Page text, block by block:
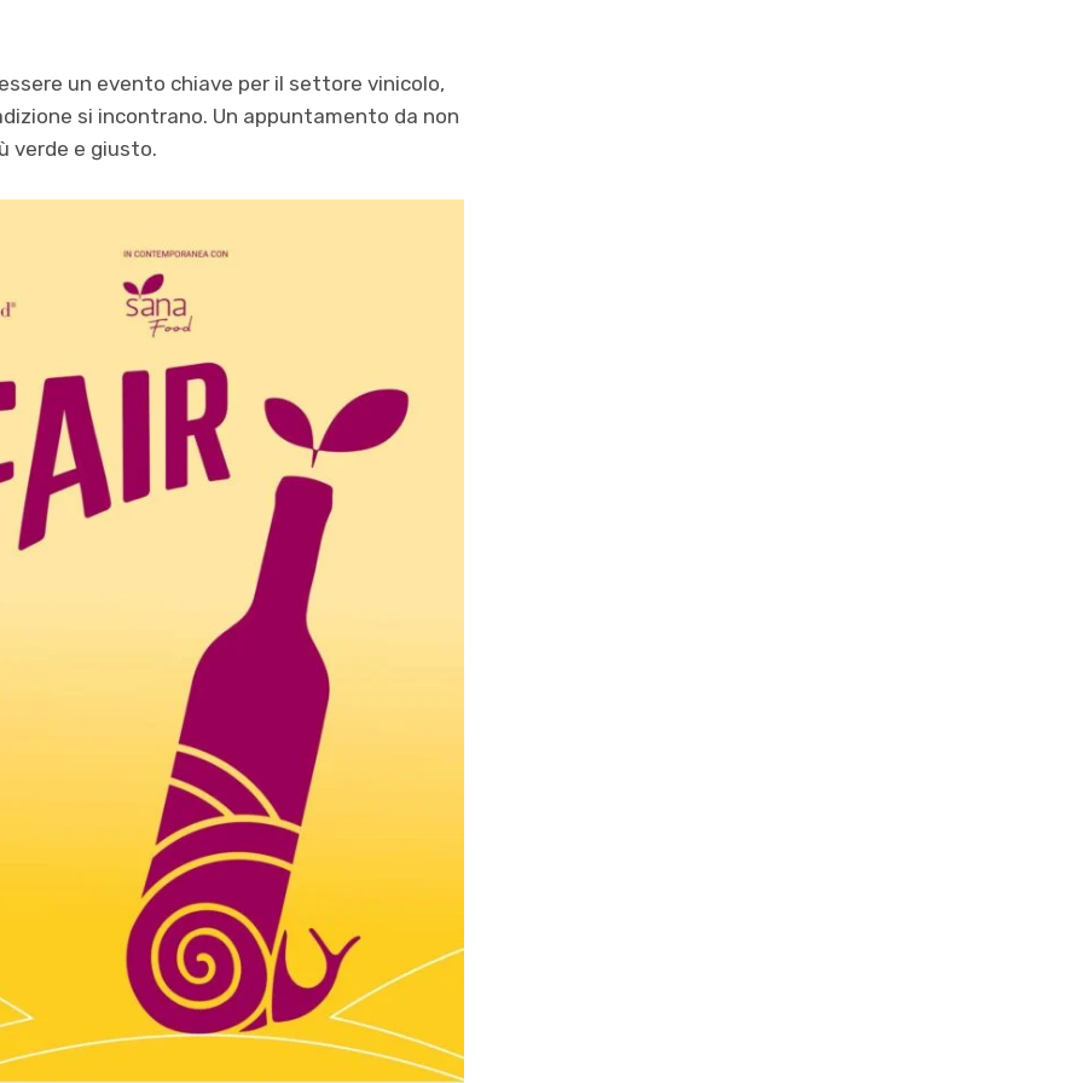
un evento chiave per il settore vinicolo,
si incontrano. Un appuntamento da non
verde e giusto.